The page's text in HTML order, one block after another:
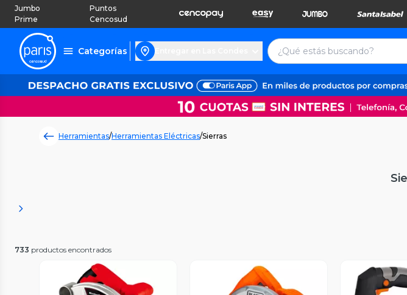
Jumbo
Prime
Puntos
Cencosud
Categorías
Herramientas/Herramientas Eléctricas/Sierras
733 productos encontrados